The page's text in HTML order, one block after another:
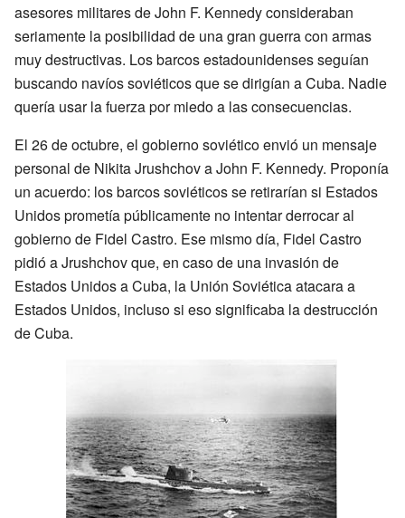
asesores militares de John F. Kennedy consideraban
seriamente la posibilidad de una gran guerra con armas
muy destructivas. Los barcos estadounidenses seguían
buscando navíos soviéticos que se dirigían a Cuba. Nadie
quería usar la fuerza por miedo a las consecuencias.
El 26 de octubre, el gobierno soviético envió un mensaje
personal de Nikita Jrushchov a John F. Kennedy. Proponía
un acuerdo: los barcos soviéticos se retirarían si Estados
Unidos prometía públicamente no intentar derrocar al
gobierno de Fidel Castro. Ese mismo día, Fidel Castro
pidió a Jrushchov que, en caso de una invasión de
Estados Unidos a Cuba, la Unión Soviética atacara a
Estados Unidos, incluso si eso significaba la destrucción
de Cuba.